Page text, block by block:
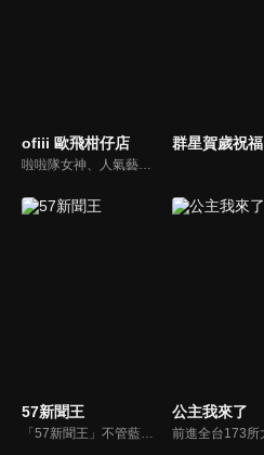
ofiii 歐飛柑仔店 群星賀歲祝福
57新聞王
「57新聞王」不管藍綠、只問黑白！找出社會亂象根源、挖掘官員的積習怠惰、找出政府看不到的人民痛苦！不受惡霸、官員、財閥的威脅利誘！永遠讓觀眾了解爭議事件的真相、勇敢捍衛公平正義！
公主我來了